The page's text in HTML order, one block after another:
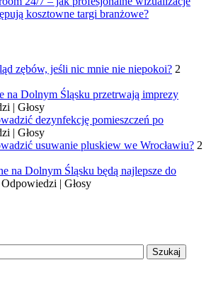
kosztowne targi branżowe?
zębów, jeśli nic mnie nie niepokoi? 2
na Dolnym Śląsku przetrwają imprezy
| Głosy
dezynfekcję pomieszczeń po
| Głosy
usuwanie pluskiew we Wrocławiu? 2
na Dolnym Śląsku będą najlepsze do
Odpowiedzi | Głosy